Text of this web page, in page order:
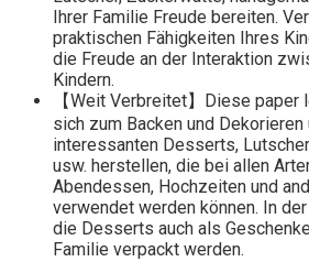
Ihrer Familie Freude bereiten.
praktischen Fähigkeiten Ihres
die Freude an der Interaktion
Kindern.
【Weit Verbreitet】Diese
sich zum Backen und
interessanten Desserts,
usw. herstellen, die bei allen
Abendessen, Hochzeiten und
verwendet werden können. In
die Desserts auch als
Familie verpackt werden.